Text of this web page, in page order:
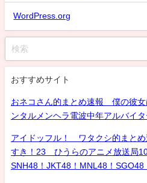
WordPress.org
おすすめサイト
おネコさん的まとめ速報 僕の彼女
ンタルメンヘラ電波中年アルバイ
アイドッフル！ ワタクシ的まと
すき！23 ひうらのアニメ放送局
SNH48！JKT48！MNL48！